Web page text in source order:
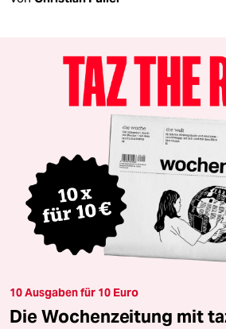
10 Ausgaben für 10 Euro
Die Wochenzeitung mit